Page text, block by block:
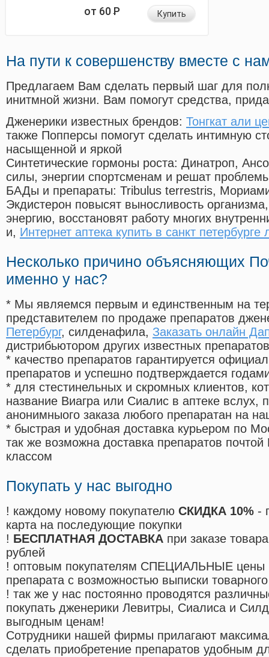
от 60Р Купить
На пути к совершенству вместе с
Предлагаем Вам сделать первый шаг для
инитмной жизни. Вам помогут средства,
Дженерики известных брендов: Тонгкат али
также Попперсы помогут сделать интимную
насыщенной и яркой
Синтетические гормоны роста: Динатроп,
силы, энергии спортсменам и решат
БАДы и препараты: Tribulus terrestris,
Экдистерон повысят выносливость
энергию, восстановят работу многих
и, Интернет аптека купить в санкт петербурге
Несколько причино объясняющих
именно у нас?
* Мы являемся первым и единственным на
представителем по продаже препаратов
Петербург, силденафила, Заказать онлайн
дистрибьютором других известных препаратов
* качество препаратов гарантируется
препаратов и успешно подтверждается
* для стестинельных и скромных клиентов,
название Виагра или Сиалис в аптеке вслух,
анонимныого заказа любого препаратан на
* быстрая и удобная доставка курьером по
так же возможна доставка препаратов
классом
Покупать у нас выгодно
! каждому новому покупателю СКИДКА 10% -
карта на последующие покупки
! БЕСПЛАТНАЯ ДОСТАВКА при заказе
рублей
! оптовым покупателям СПЕЦИАЛЬНЫЕ цены
препарата с возможностью выписки
! так же у нас постоянно проводятся
покупать дженерики Левитры, Сиалиса и
выгодным ценам!
Cотрудники нашей фирмы прилагают
сделать приобретение препаратов удобным